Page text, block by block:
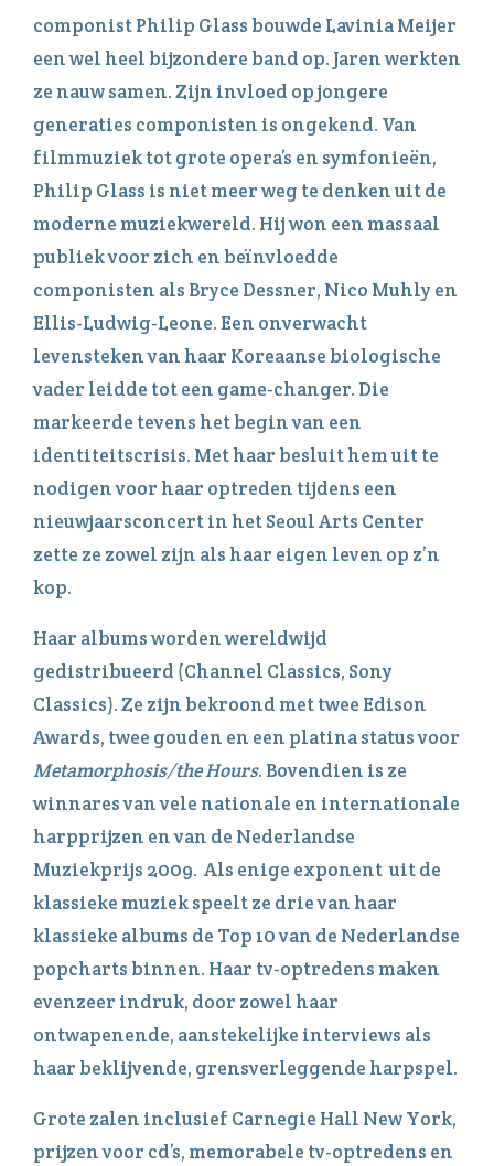
componist Philip Glass bouwde Lavinia Meijer
een wel heel bijzondere band op. Jaren werkten
ze nauw samen. Zijn invloed op jongere
generaties componisten is ongekend. Van
filmmuziek tot grote opera’s en symfonieën,
Philip Glass is niet meer weg te denken uit de
moderne muziekwereld. Hij won een massaal
publiek voor zich en beïnvloedde
componisten als Bryce Dessner, Nico Muhly en
Ellis-Ludwig-Leone. Een onverwacht
levensteken van haar Koreaanse biologische
vader leidde tot een game-changer. Die
markeerde tevens het begin van een
identiteitscrisis. Met haar besluit hem uit te
nodigen voor haar optreden tijdens een
nieuwjaarsconcert in het Seoul Arts Center
zette ze zowel zijn als haar eigen leven op z’n
kop.
Haar albums worden wereldwijd
gedistribueerd (Channel Classics, Sony
Classics). Ze zijn bekroond met twee Edison
Awards, twee gouden en een platina status voor
Metamorphosis/the Hours. Bovendien is ze
winnares van vele nationale en internationale
harpprijzen en van de Nederlandse
Muziekprijs 2009. Als enige exponent uit de
klassieke muziek speelt ze drie van haar
klassieke albums de Top 10 van de Nederlandse
popcharts binnen. Haar tv-optredens maken
evenzeer indruk, door zowel haar
ontwapenende, aanstekelijke interviews als
haar beklijvende, grensverleggende harpspel.
Grote zalen inclusief Carnegie Hall New York,
prijzen voor cd’s, memorabele tv-optredens en